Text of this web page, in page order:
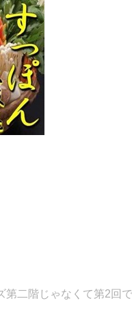
第二階じゃなくて第2回